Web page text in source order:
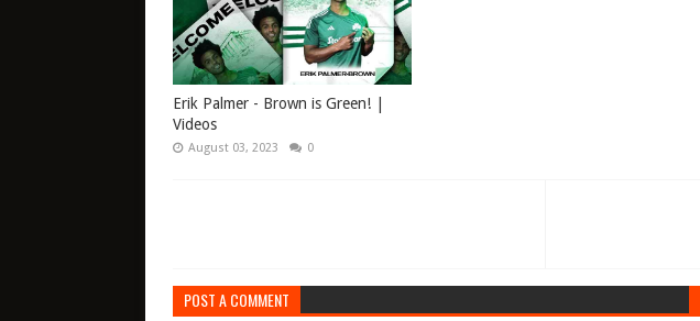
Erik Palmer - Brown is Green! |
Videos
August 03, 2023 0
POST A COMMENT